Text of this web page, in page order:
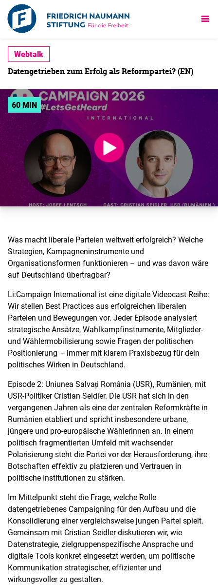
Webtalk
Datengetrieben zum Erfolg als Reformpartei? (EN)
60 MIN
Was macht liberale Parteien weltweit erfolgreich? Welche
Strategien, Kampagneninstrumente und
Organisationsformen funktionieren – und was davon wäre
auf Deutschland übertragbar?
Li:Campaign International ist eine digitale Videocast-Reihe:
Wir stellen Best Practices aus erfolgreichen liberalen
Parteien und Bewegungen vor. Jeder Episode analysiert
strategische Ansätze, Wahlkampfinstrumente, Mitglieder-
und Wählermobilisierung sowie Fragen der politischen
Positionierung – immer mit klarem Praxisbezug für dein
politisches Wirken in Deutschland.
Episode 2: Uniunea Salvați România (USR), Rumänien, mit
USR-Politiker Cristian Seidler. Die USR hat sich in den
vergangenen Jahren als eine der zentralen Reformkräfte in
Rumänien etabliert und spricht insbesondere urbane,
jüngere und pro-europäische Wählerinnen an. In einem
politisch fragmentierten Umfeld mit wachsender
Polarisierung steht die Partei vor der Herausforderung, ihre
Botschaften effektiv zu platzieren und Vertrauen in
politische Institutionen zu stärken.
Im Mittelpunkt steht die Frage, welche Rolle
datengetriebenes Campaigning für den Aufbau und die
Konsolidierung einer vergleichsweise jungen Partei spielt.
Gemeinsam mit Cristian Seidler diskutieren wir, wie
Datenstrategie, zielgruppenspezifische Ansprache und
digitale Tools konkret eingesetzt werden, um politische
Kommunikation strategischer, effizienter und
wirkungsvoller zu gestalten.